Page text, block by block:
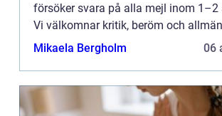
försöker svara på alla mejl inom 1–2
Vi välkomnar kritik, beröm och
kommentarer till innehållet på vår sida.
Mikaela Bergholm 06